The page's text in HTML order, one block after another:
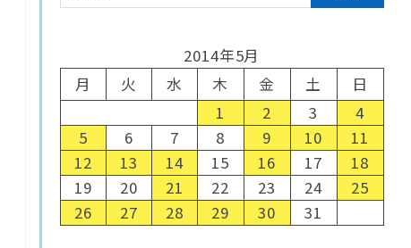
2014年5月
月
火 水 木 金 土
日
1
2 3
4
5
6 7 8 9 10
11
12
13 14 15 16 17
18
19
20 21 22 23 24
25
26
27 28 29 30 31